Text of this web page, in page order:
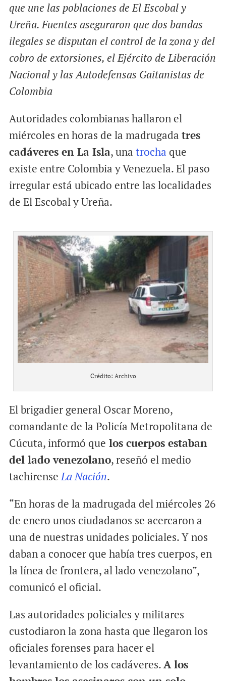
que une las poblaciones de El Escobal y
Ureña. Fuentes aseguraron que dos bandas
ilegales se disputan el control de la zona y del
cobro de extorsiones, el Ejército de Liberación
Nacional y las Autodefensas Gaitanistas de
Colombia
Autoridades colombianas hallaron el
miércoles en horas de la madrugada tres
cadáveres en La Isla, una trocha que
existe entre Colombia y Venezuela. El paso
irregular está ubicado entre las localidades
de El Escobal y Ureña.
Crédito: Archivo
El brigadier general Oscar Moreno,
comandante de la Policía Metropolitana de
Cúcuta, informó que los cuerpos estaban
del lado venezolano, reseñó el medio
tachirenseLa Nación.
“En horas de la madrugada del miércoles 26
de enero unos ciudadanos se acercaron a
una de nuestras unidades policiales. Y nos
daban a conocer que había tres cuerpos, en
la línea de frontera, al lado venezolano”,
comunicó el oficial.
Las autoridades policiales y militares
custodiaron la zona hasta que llegaron los
oficiales forenses para hacer el
levantamiento de los cadáveres.A los